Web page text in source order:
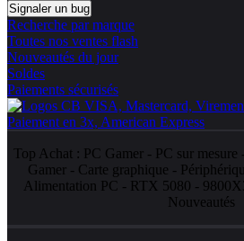
Signaler un bug
Recherche par marque
Toutes nos ventes flash
Nouveautés du jour
Soldes
Paiements sécurisés
Top Achat : PC Gamer- PC sur mesure
Gamer - Carte graphique -
Alimentation PC - RTX 5080 -
Nouveautés